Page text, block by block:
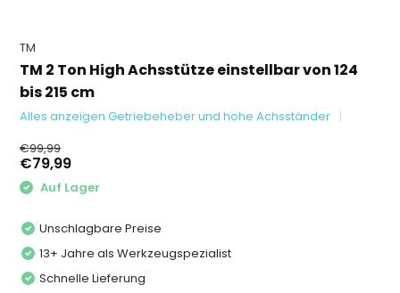
TM
TM 2 Ton High Achsstütze einstellbar von 124
bis 215 cm
Alles anzeigen Getriebeheber und hohe Achsständer
€99,99
€79,99
Auf Lager
Unschlagbare Preise
13+ Jahre als Werkzeugspezialist
Schnelle Lieferung